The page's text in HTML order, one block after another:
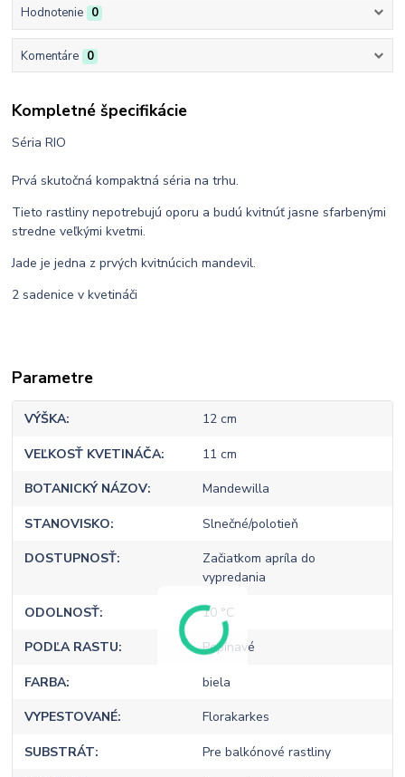
Hodnotenie 0
Komentáre 0
Kompletné špecifikácie
Séria RIO
Prvá skutočná kompaktná séria na trhu.
Tieto rastliny nepotrebujú oporu a budú kvitnúť jasne sfarbenými
stredne veľkými kvetmi.
Jade je jedna z prvých kvitnúcich mandevil.
2 sadenice v kvetináči
Parametre
VÝŠKA 12 cm
VEĽKOSŤ KVETINÁČA 11 cm
BOTANICKÝ NÁZOV Mandewilla
STANOVISKO Slnečné/polotieň
DOSTUPNOSŤ
Začiatkom apríla do
vypredania
ODOLNOSŤ 10 °C
PODĽA RASTU Popínavé
FARBA biela
VYPESTOVANÉ Florakarkes
SUBSTRÁT Pre balkónové rastliny